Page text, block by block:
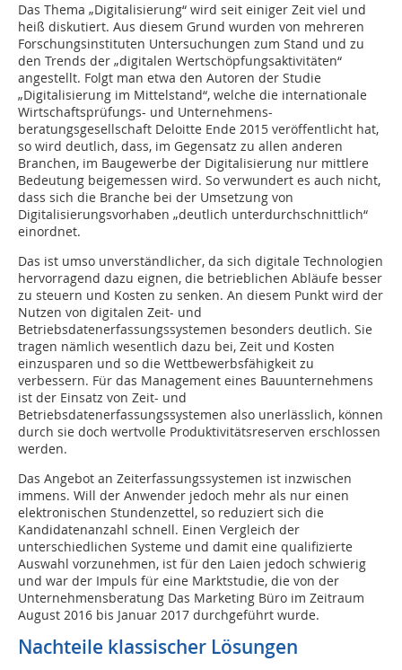
Das Thema „Digitalisierung“ wird seit einiger Zeit viel und
heiß diskutiert. Aus diesem Grund wurden von mehreren
Forschungsinstituten Untersuchungen zum Stand und zu
den Trends der „digitalen Wertschöpfungsaktivitäten“
angestellt. Folgt man etwa den Autoren der Studie
„Digitalisierung im Mittelstand“, welche die internationale
Wirtschaftsprüfungs- und Unternehmens-
beratungsgesellschaft Deloitte Ende 2015 veröffentlicht hat,
so wird deutlich, dass, im Gegensatz zu allen anderen
Branchen, im Baugewerbe der Digitalisierung nur mittlere
Bedeutung beigemessen wird. So verwundert es auch nicht,
dass sich die Branche bei der Umsetzung von
Digitalisierungsvorhaben „deutlich unterdurchschnittlich“
einordnet.
Das ist umso unverständlicher, da sich digitale Technologien
hervorragend dazu eignen, die betrieblichen Abläufe besser
zu steuern und Kosten zu senken. An diesem Punkt wird der
Nutzen von digitalen Zeit- und
Betriebsdatenerfassungssystemen besonders deutlich. Sie
tragen nämlich wesentlich dazu bei, Zeit und Kosten
einzusparen und so die Wettbewerbsfähigkeit zu
verbessern. Für das Management eines Bauunternehmens
ist der Einsatz von Zeit- und
Betriebsdatenerfassungssystemen also unerlässlich, können
durch sie doch wertvolle Produktivitätsreserven erschlossen
werden.
Das Angebot an Zeiterfassungssystemen ist inzwischen
immens. Will der Anwender jedoch mehr als nur einen
elektronischen Stundenzettel, so reduziert sich die
Kandidatenanzahl schnell. Einen Vergleich der
unterschiedlichen Systeme und damit eine qualifizierte
Auswahl vorzunehmen, ist für den Laien jedoch schwierig
und war der Impuls für eine Marktstudie, die von der
Unternehmensberatung Das Marketing Büro im Zeitraum
August 2016 bis Januar 2017 durchgeführt wurde.
Nachteile klassischer Lösungen